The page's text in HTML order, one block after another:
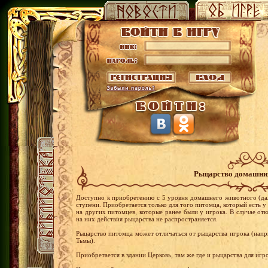
Рыцарство
Доступно к приобретению с 5 уровня домашнего животного
ступени. Приобретается только для того питомца, который есть
на других питомцев, которые ранее были у игрока. В случае
на них действия рыцарства не распространяется.
Рыцарство питомца может отличаться от рыцарства игрока
Тьмы).
Приобретается в здании Церковь, там же где и рыцарства для